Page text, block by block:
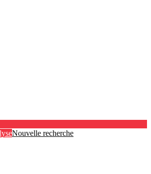
Nouvelle recherche